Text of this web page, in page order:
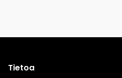
Tietoa